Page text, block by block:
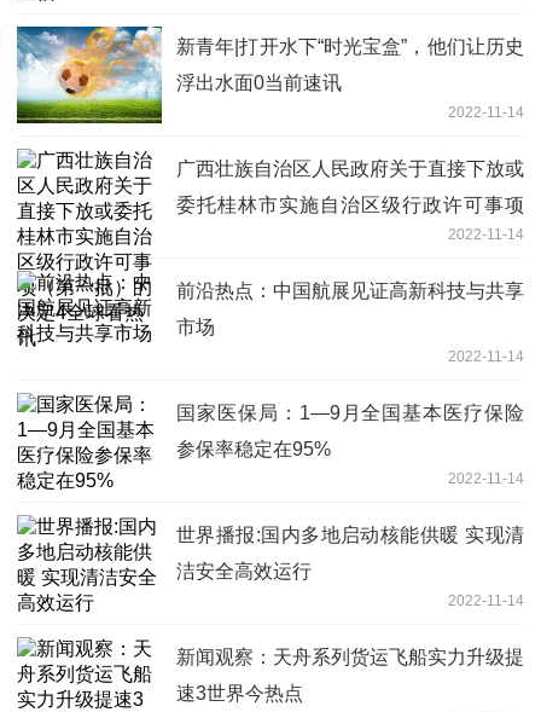
新青年|打开水下“时光宝盒”，他们让历史
浮出水面0当前速讯
2022-11-14
广西壮族自治区人民政府关于直接下放或
委托桂林市实施自治区级行政许可事项
2022-11-14
前沿热点：中国航展见证高新科技与共享
市场
2022-11-14
国家医保局：1—9月全国基本医疗保险
参保率稳定在95%
2022-11-14
世界播报:国内多地启动核能供暖 实现清
洁安全高效运行
2022-11-14
新闻观察：天舟系列货运飞船实力升级提
速3世界今热点